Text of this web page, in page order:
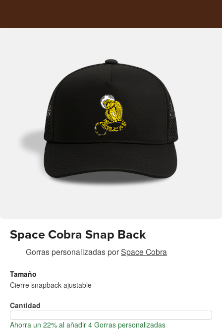
Space Cobra Snap Back
Gorras personalizadasporSpace Cobra
Tamaño
Cierre snapback ajustable
Cantidad
Ahorra un 22% al añadir 4 Gorras personalizadas